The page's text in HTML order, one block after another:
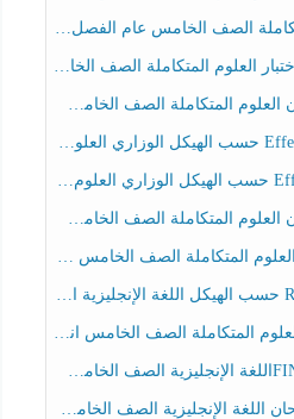
عام الفصل الدراسي الثالث 2025-2026
المتكاملة الصف الخامس عام الفصل الثالث
الصف الخامس انسبير الفصل الثالث
الصف الخامس عام الفصل الثالث
الصف الخامس انسبير الفصل الثالث
الصف الخامس انسبير الفصل الثالث
الإنجليزية الصف الخامس الفصل الثالث